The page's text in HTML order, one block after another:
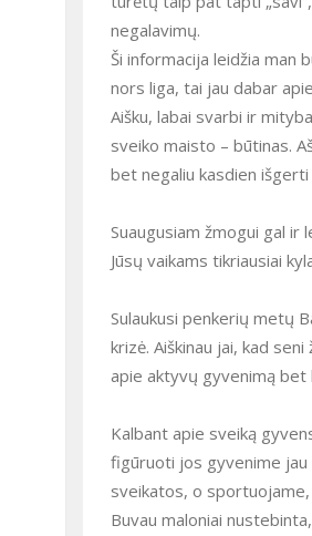
negalavimų.
Ši informacija leidžia man
nors liga, tai jau dabar
Aišku, labai svarbi ir
sveiko maisto – būtinas.
bet negaliu kasdien
Suaugusiam žmogui gal ir
Jūsų vaikams tikriausiai
Sulaukusi penkerių metų
krizė. Aiškinau jai, kad
apie aktyvų gyvenimą bet
Kalbant apie sveiką
figūruoti jos gyvenime
sveikatos, o
Buvau maloniai